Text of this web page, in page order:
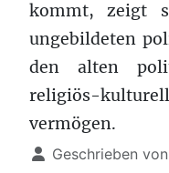
kommt, zeigt
ungebildeten
den alten
religiös-
vermögen.
DetailsGeschrieben